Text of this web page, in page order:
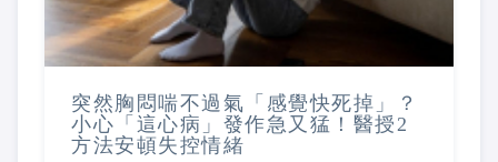
突然胸悶喘不過氣「感覺快死掉」？
小心「這心病」發作急又猛！醫授2
方法安頓失控情緒